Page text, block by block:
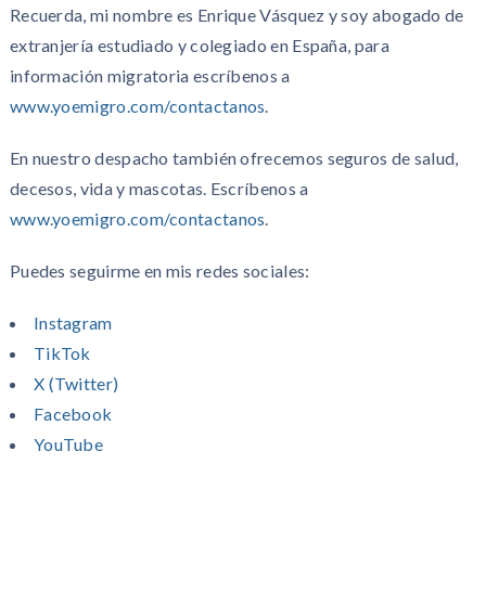
Recuerda, mi nombre es Enrique Vásquez y soy abogado de
extranjería estudiado y colegiado en España, para
información migratoria escríbenos a
www.yoemigro.com/contactanos.
En nuestro despacho también ofrecemos seguros de salud,
decesos, vida y mascotas. Escríbenos a
www.yoemigro.com/contactanos.
Puedes seguirme en mis redes sociales:
Instagram
TikTok
X (Twitter)
Facebook
YouTube